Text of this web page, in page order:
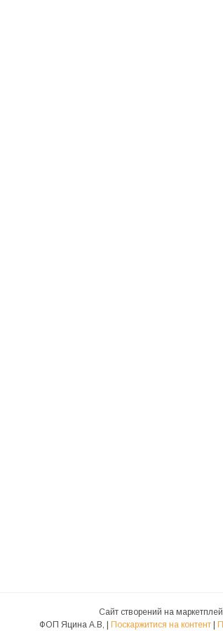
Сайт створений на
ФОП Яцина А.В, | Поскаржитися на контент |